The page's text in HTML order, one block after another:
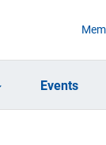
Events